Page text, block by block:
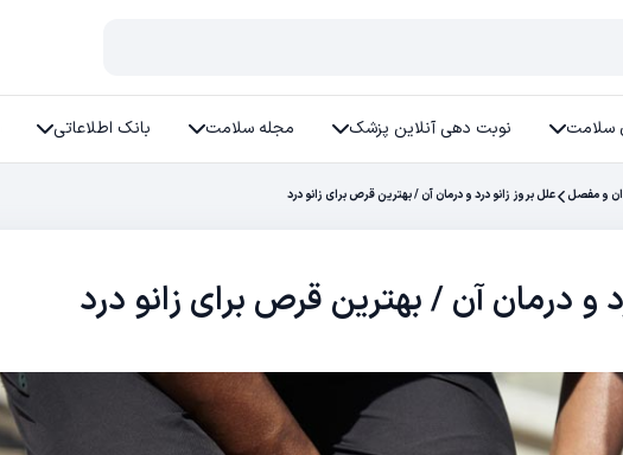
سلامت نوبت دهی آنلاین پزشک مجله سلامت بانک اطلاعاتی
و مفصل علل بروز زانو درد و درمان آن / بهترین قرص برای زانو درد
و درمان آن / بهترین قرص برای زانو درد